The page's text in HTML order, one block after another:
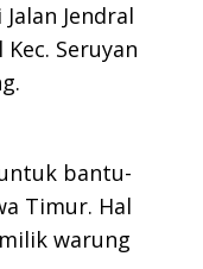
Jendral
Seruyan
bantu-
Timur. Hal
warung